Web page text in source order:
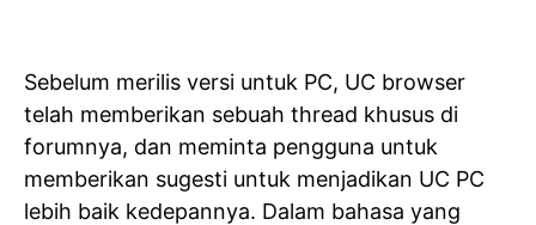
Sebelum merilis versi untuk PC, UC browser
telah memberikan sebuah thread khusus di
forumnya, dan meminta pengguna untuk
memberikan sugesti untuk menjadikan UC PC
lebih baik kedepannya. Dalam bahasa yang